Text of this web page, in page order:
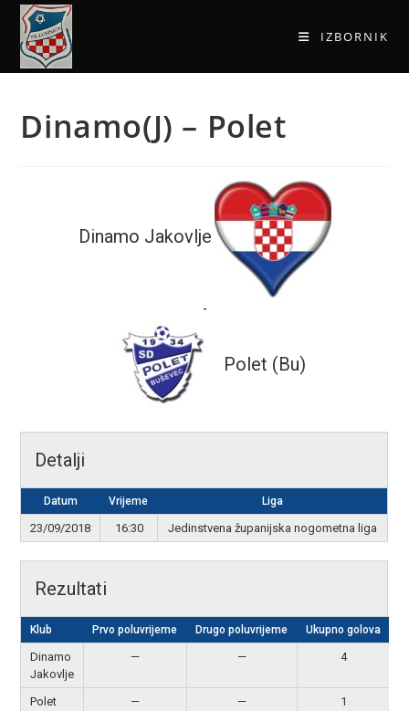
IZBORNIK
Dinamo(J) – Polet
Dinamo Jakovlje
-
Polet (Bu)
Detalji
Datum Vrijeme Liga
23/09/2018 16:30 Jedinstvena županijska nogometna liga
Rezultati
Klub Prvo poluvrijeme Drugo poluvrijeme Ukupno golova
Dinamo
Jakovlje
— — 4
Polet
— — 1